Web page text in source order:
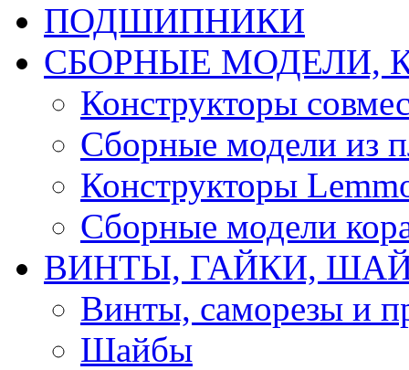
ПОДШИПНИКИ
CБОРНЫЕ МОДЕЛИ,
Конструкторы
Сборные модели из
Конструкторы
Сборные модели
ВИНТЫ, ГАЙКИ,
Винты, саморезы и
Шайбы